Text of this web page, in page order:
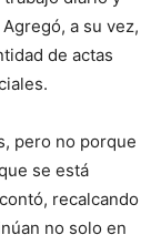
a su vez,
de actas
pero no porque
se está
recalcando
no solo en